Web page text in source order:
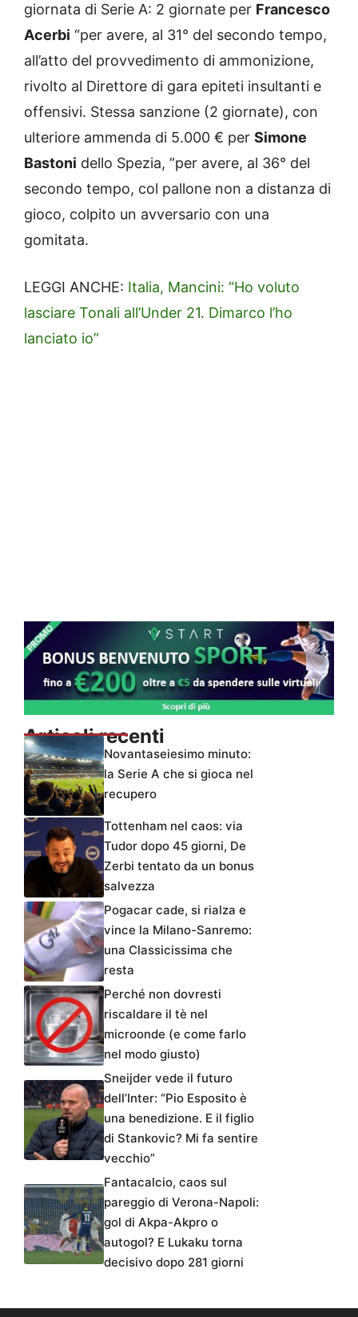
giornata di Serie A: 2 giornate per Francesco
Acerbi “per avere, al 31° del secondo tempo,
all’atto del provvedimento di ammonizione,
rivolto al Direttore di gara epiteti insultanti e
offensivi. Stessa sanzione (2 giornate), con
ulteriore ammenda di 5.000 € per Simone
Bastoni dello Spezia, ”per avere, al 36° del
secondo tempo, col pallone non a distanza di
gioco, colpito un avversario con una
gomitata.
LEGGI ANCHE: Italia, Mancini: “Ho voluto
lasciare Tonali all’Under 21. Dimarco l’ho
lanciato io”
Articoli recenti
Novantaseiesimo minuto:
la Serie A che si gioca nel
recupero
Tottenham nel caos: via
Tudor dopo 45 giorni, De
Zerbi tentato da un bonus
salvezza
Pogacar cade, si rialza e
vince la Milano-Sanremo:
una Classicissima che
resta
Perché non dovresti
riscaldare il tè nel
microonde (e come farlo
nel modo giusto)
Sneijder vede il futuro
dell’Inter: “Pio Esposito è
una benedizione. E il figlio
di Stankovic? Mi fa sentire
vecchio”
Fantacalcio, caos sul
pareggio di Verona-Napoli:
gol di Akpa-Akpro o
autogol? E Lukaku torna
decisivo dopo 281 giorni